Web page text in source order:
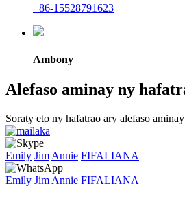
+86-15528791623
Ambony
Alefaso aminay ny
Soraty eto ny hafatrao ary alefaso aminay
Emily Jim Annie FIFALIANA
Emily Jim Annie FIFALIANA